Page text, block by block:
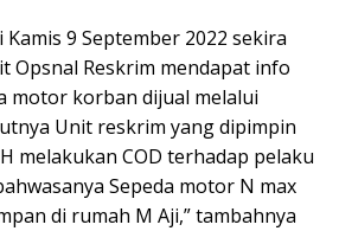
9 September 2022 sekira
Opsnal Reskrim mendapat info
motor korban dijual melalui
Unit reskrim yang dipimpin
melakukan COD terhadap pelaku
Sepeda motor N max
di rumah M Aji,” tambahnya